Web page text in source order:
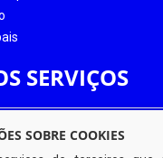
SERVIÇOS
SOBRE COOKIES